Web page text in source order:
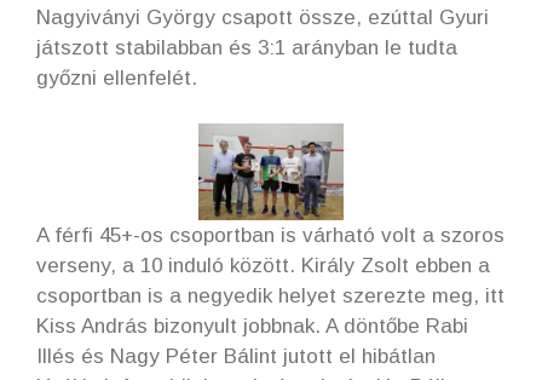
Nagyiványi György csapott össze, ezúttal Gyuri
játszott stabilabban és 3:1 arányban le tudta
győzni ellenfelét.
A férfi 45+-os csoportban is várható volt a szoros
verseny, a 10 induló között. Király Zsolt ebben a
csoportban is a negyedik helyet szerezte meg, itt
Kiss András bizonyult jobbnak. A döntőbe Rabi
Illés és Nagy Péter Bálint jutott el hibátlan